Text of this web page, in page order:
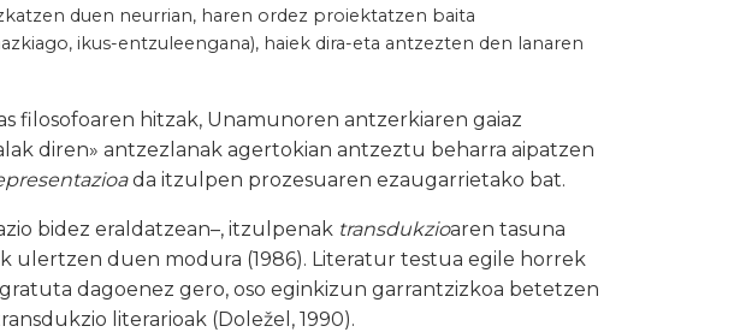
duen neurrian, haren ordez proiektatzen baita
ikus-entzuleengana), haiek dira-eta antzezten den lanaren
filosofoaren hitzak, Unamunoren antzerkiaren gaiaz
diren» antzezlanak agertokian antzeztu beharra aipatzen
da itzulpen prozesuaren ezaugarrietako bat.
bidez eraldatzean–, itzulpenak transdukzioaren tasuna
ulertzen duen modura (1986). Literatur testua egile horrek
dagoenez gero, oso eginkizun garrantzizkoa betetzen
literarioak (Doležel, 1990).